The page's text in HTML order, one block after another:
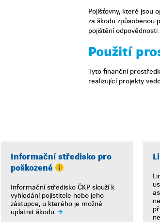
Pojišťovny, které jsou
za škodu způsobenou
pojištění odpovědnosti
Použití
Tyto finanční
realizující projekty
Informační středisko pro
poškozené
Informační středisko ČKP slouží k
vyhledání pojistitele nebo jeho
zástupce, u kterého je možné
uplatnit škodu.